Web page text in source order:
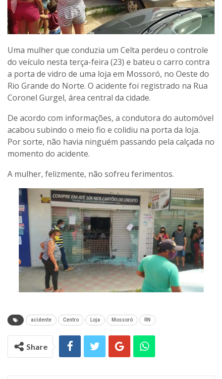
Uma mulher que conduzia um Celta perdeu o controle
do veículo nesta terça-feira (23) e bateu o carro contra
a porta de vidro de uma loja em Mossoró, no Oeste do
Rio Grande do Norte. O acidente foi registrado na Rua
Coronel Gurgel, área central da cidade.
De acordo com informações, a condutora do automóvel
acabou subindo o meio fio e colidiu na porta da loja.
Por sorte, não havia ninguém passando pela calçada no
momento do acidente.
A mulher, felizmente, não sofreu ferimentos.
acidente Centro Loja Mossoró RN
Share